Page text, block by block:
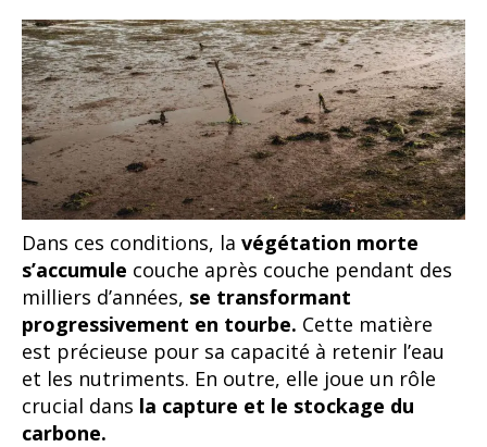
Dans ces conditions, la végétation morte
s’accumule couche après couche pendant des
milliers d’années, se transformant
progressivement en tourbe. Cette matière
est précieuse pour sa capacité à retenir l’eau
et les nutriments. En outre, elle joue un rôle
crucial dans la capture et le stockage du
carbone.